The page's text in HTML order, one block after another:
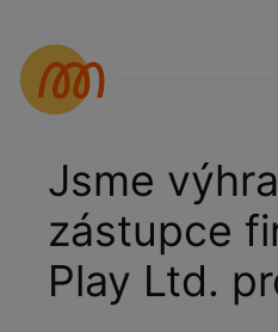
Jsme
zástupce
Play Ltd.